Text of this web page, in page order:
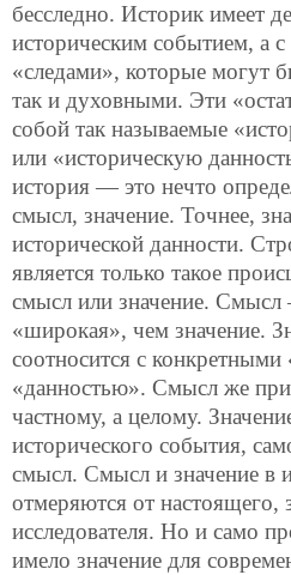
бесследно. Историк имеет
историческим событием, а с
«следами», которые могут
так и духовными. Эти
собой так называемые
или «историческую
история — это нечто
смысл, значение. Точнее,
исторической данности.
является только такое
смысл или значение. Смысл
«широкая», чем значение.
соотносится с конкретными
«данностью». Смысл же
частному, а целому.
исторического события,
смысл. Смысл и значение в
отмеряются от настоящего,
исследователя. Но и само
имело значение для